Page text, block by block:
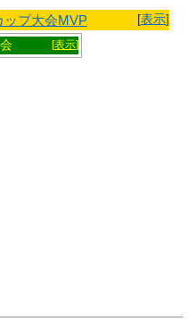
[表示]
ップ大会MVP
[表示]